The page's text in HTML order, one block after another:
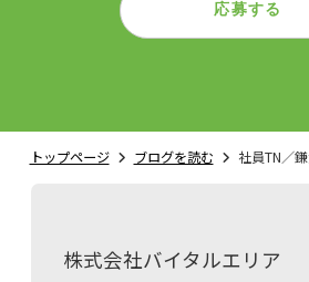
応募する
トップページ ブログを読む 社員TN／
株式会社バイタルエリア